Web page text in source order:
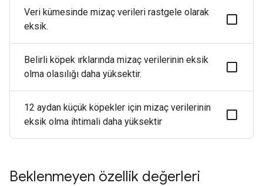
Veri kümesinde mizaç verileri rastgele olarak
eksik.
Belirli köpek ırklarında mizaç verilerinin eksik
olma olasılığı daha yüksektir.
12 aydan küçük köpekler için mizaç verilerinin
eksik olma ihtimali daha yüksektir
Beklenmeyen özellik değerleri